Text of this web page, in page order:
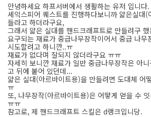
안녕하세요 하프서버에서 생활하는 유저 입니다.
셰익스피어 퀘스트를 진행하다보니까 얇은실대
들라고 하더라구요,
그래서 얇은 실대를 핸드크래프트로 만들려구
요구되는 재료가 중급나무장작이어서 중급 나무
시도할려고 하니깐..ㅠ
재료가 없다며 잘되지 않더라구요 ㅠㅠ
자세히 보니깐 재료가 일반 중급나무장작은 아
고 뒤에 붙어 있던데...
얇은 실대(아르바이트용)을 만들려면 도대체 어
ㅠ
또, 나무장작(아르바이트용)은 어떻게 얻을 수
ㅠㅠ
참고로, 제 핸드크래프트 스킬은 d랭크입니당.